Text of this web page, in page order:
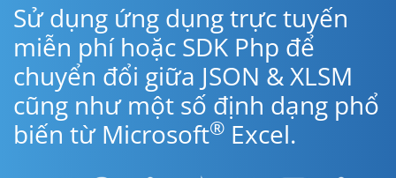
Sử dụng ứng dụng trực tuyến
miễn phí hoặc SDK Php để
chuyển đổi giữa JSON & XLSM
cũng như một số định dạng phổ
biến từ Microsoft® Excel.